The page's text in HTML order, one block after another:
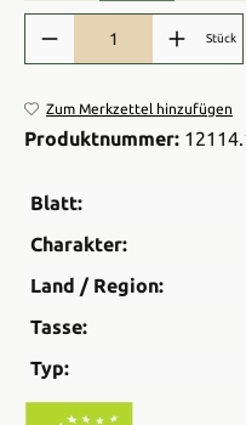
Produkt Anzahl: Gib den
Stück
Zum Merkzettel hinzufügen
Produktnummer:
Blatt:
Charakter:
Land / Region:
Tasse:
Typ: